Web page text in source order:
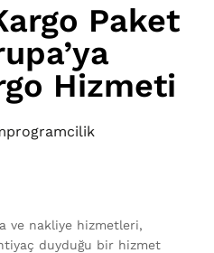
Paket
Hizmeti
ve nakliye hizmetleri,
duyduğu bir hizmet